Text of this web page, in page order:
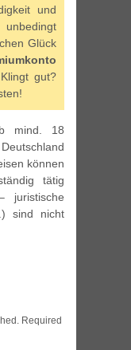
und
Glück
Klingt gut?
mind. 18
können
tätig
juristische
sind nicht
Required